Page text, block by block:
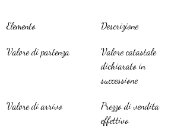
Elemento Descrizione
Valore di partenza
Valore catastale
dichiarato in
successione
Valore di arrivo
Prezzo di vendita
effettivo